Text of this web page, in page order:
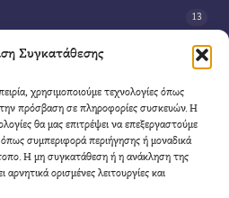
Συγκατάθεσης
χρησιμοποιούμε τεχνολογίες όπως
πρόσβαση σε πληροφορίες συσκευών. Η
θα μας επιτρέψει να επεξεργαστούμε
συμπεριφορά περιήγησης ή μοναδικά
Η μη συγκατάθεση ή η ανάκληση της
ορισμένες λειτουργίες και
13
42
3